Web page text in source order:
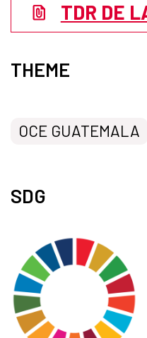
TDR DE
THEME
OCE GUATEMALA
SDG